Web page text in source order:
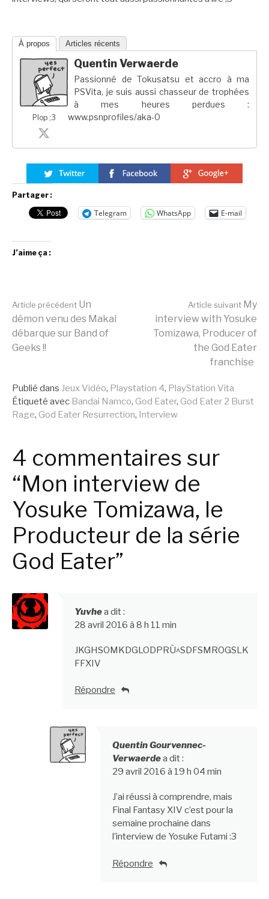
À propos Articles récents
Plop ;3
Quentin Verwaerde
Passionné de Tokusatsu et accro à ma
PSVita, je suis aussi chasseur de trophées
à mes heures perdues :
www.psnprofiles/aka-0
Partager :
Telegram WhatsApp E-mail
J’aime ça :
Lire
la
suite
Article précédent Un
démon venu des Makai
débarque sur Band of
Geeks !!
Article suivant My
interview with Yosuke
Tomizawa, Producer of
the God Eater
franchise
Publié dans Jeux Vidéo, Playstation 4, PlayStation Vita
Étiqueté avec Bandai Namco, God Eater, God Eater 2 Burst
Rage, God Eater Resurrection, Interview
4 commentaires sur
“Mon interview de
Yosuke Tomizawa, le
Producteur de la série
God Eater”
Yuvhea dit :
28 avril 2016 à 8 h 11 min
JKGHSOMKDGLODPRÙ^SDFSMROGSLK
FFXIV
Répondre
Quentin Gourvennec-
Verwaerdea dit :
29 avril 2016 à 19 h 04 min
J’ai réussi à comprendre, mais
Final Fantasy XIV c’est pour la
semaine prochaine dans
l’interview de Yosuke Futami :3
Répondre